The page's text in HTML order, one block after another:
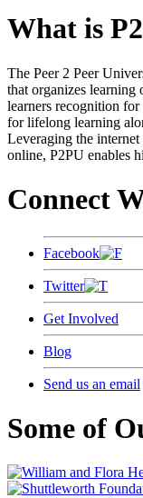
What is
The Peer 2 Peer
that organizes
learners recognition for
for lifelong learning
Leveraging the
online, P2PU enables
Connect
Facebook
Twitter
Get Involved
Blog
Send us an email
Some of